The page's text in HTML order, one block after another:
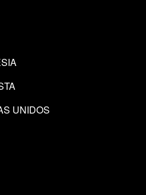
UNIDOS